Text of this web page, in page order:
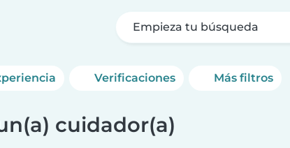
Empieza tu búsqueda
Verificaciones Más filtros
cuidador(a)